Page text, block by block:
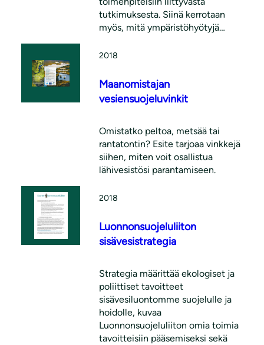
tutkimuksesta. Siinä kerrotaan
myös, mitä ympäristöhyötyjä
tukipolitiikan keinoja käytetään
2018
Maanomistajan
vesiensuojeluvinkit
Omistatko peltoa, metsää tai
rantatontin? Esite tarjoaa vinkkejä
siihen, miten voit osallistua
lähivesistösi parantamiseen.
2018
Luonnonsuojeluliiton
sisävesistrategia
Strategia määrittää ekologiset ja
poliittiset tavoitteet
sisävesiluontomme suojelulle ja
hoidolle, kuvaa
Luonnonsuojeluliiton omia toimia
tavoitteisiin pääsemiseksi sekä